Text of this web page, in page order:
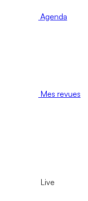
Agenda
Mes revues
Live